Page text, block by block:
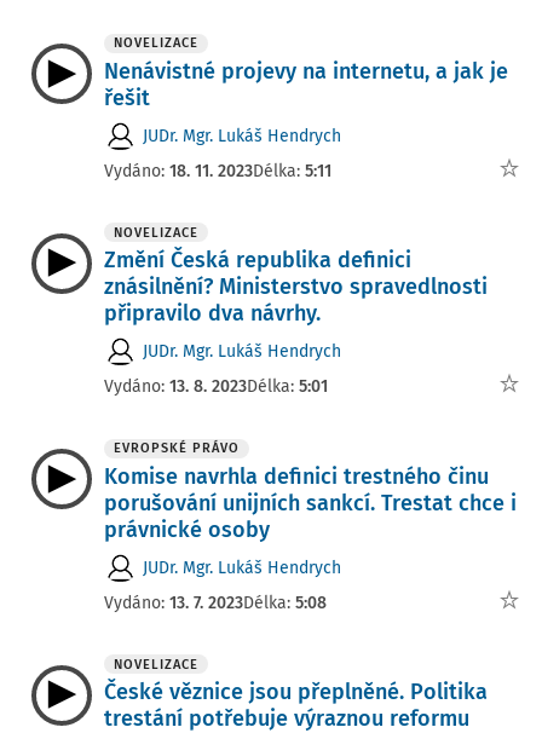
NOVELIZACE
Nenávistné projevy na internetu, a jak je
řešit
JUDr. Mgr. Lukáš Hendrych
Vydáno: 18. 11. 2023Délka: 5:11
NOVELIZACE
Změní Česká republika definici
znásilnění? Ministerstvo spravedlnosti
připravilo dva návrhy.
JUDr. Mgr. Lukáš Hendrych
Vydáno: 13. 8. 2023Délka: 5:01
EVROPSKÉ PRÁVO
Komise navrhla definici trestného činu
porušování unijních sankcí. Trestat chce i
právnické osoby
JUDr. Mgr. Lukáš Hendrych
Vydáno: 13. 7. 2023Délka: 5:08
NOVELIZACE
České věznice jsou přeplněné. Politika
trestání potřebuje výraznou reformu